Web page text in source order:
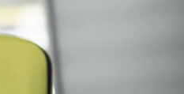
Spain